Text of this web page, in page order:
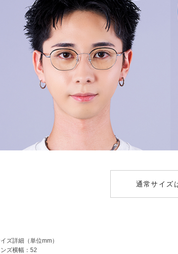
通常サイズ
ズ詳細（単位mm）
ズ横幅：52